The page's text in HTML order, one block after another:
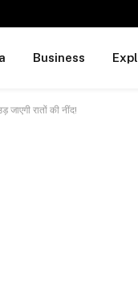
Business
रातों की नींद!